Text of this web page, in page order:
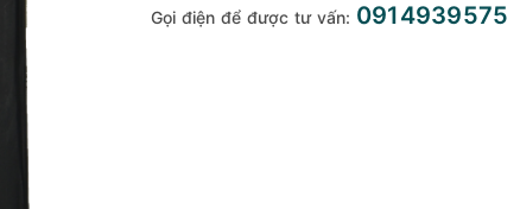
Gọi điện để được tư vấn: 0914939575